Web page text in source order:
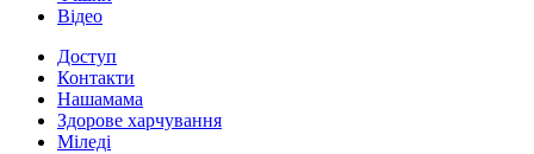
Відео
Доступ
Контакти
Нашамама
Здорове харчування
Міледі